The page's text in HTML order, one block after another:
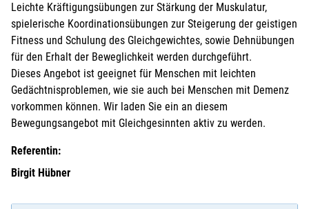
Leichte Kräftigungsübungen zur Stärkung der Muskulatur,
spielerische Koordinationsübungen zur Steigerung der geistigen
Fitness und Schulung des Gleichgewichtes, sowie Dehnübungen
für den Erhalt der Beweglichkeit werden durchgeführt.
Dieses Angebot ist geeignet für Menschen mit leichten
Gedächtnisproblemen, wie sie auch bei Menschen mit Demenz
vorkommen können. Wir laden Sie ein an diesem
Bewegungsangebot mit Gleichgesinnten aktiv zu werden.
Referentin:
Birgit Hübner